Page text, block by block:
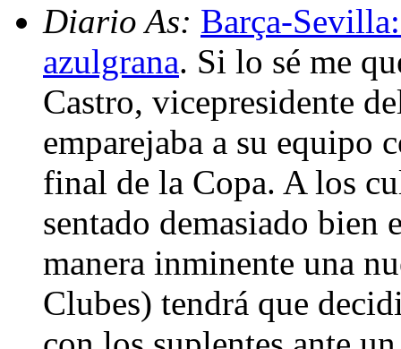
Diario As: Barça-
azulgrana. Si lo sé me
Castro, vicepresidente
emparejaba a su equipo
final de la Copa. A los
sentado demasiado
manera inminente una
Clubes) tendrá que